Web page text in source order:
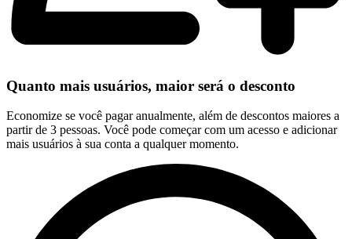
Quanto mais usuários, maior será o desconto
Economize se você pagar anualmente, além de descontos maiores a
partir de 3 pessoas. Você pode começar com um acesso e adicionar
mais usuários à sua conta a qualquer momento.